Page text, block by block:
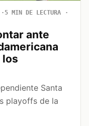
5 MIN DE LECTURA
ante
los
Santa
playoffs de la